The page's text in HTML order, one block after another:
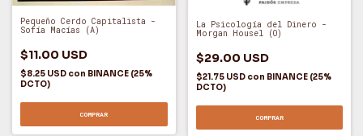
Pequeño Cerdo Capitalista -
Sofía Macías (A)
$11.00 USD
$8.25 USD con BINANCE (25%
DCTO)
COMPRAR
La Psicología del Dinero -
Morgan Housel (O)
$29.00 USD
$21.75 USD con BINANCE (25%
DCTO)
COMPRAR